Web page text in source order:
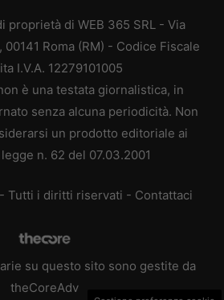
proprietà di WEB 365 SRL - Via
00141 Roma (RM) - Codice Fiscale
I.V.A. 12279101005
è una testata giornalistica, in
senza alcuna periodicità. Non
un prodotto editoriale ai
n. 62 del 07.03.2001
Tutti i diritti riservati - Contattaci
su questo sito sono gestite da
theCoreAdv